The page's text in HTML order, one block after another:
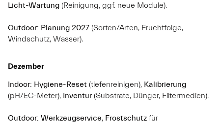
Licht-Wartung (Reinigung, ggf. neue Module).
Outdoor: Planung 2027 (Sorten/Arten, Fruchtfolge,
Windschutz, Wasser).
Dezember
Indoor: Hygiene-Reset (tiefenreinigen), Kalibrierung
(pH/EC-Meter), Inventur (Substrate, Dünger, Filtermedien).
Outdoor: Werkzeugservice, Frostschutz für